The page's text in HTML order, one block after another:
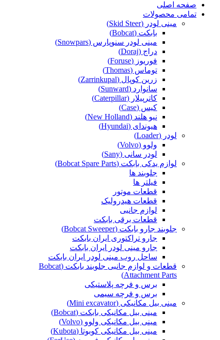
صفحه اصلی
تمامی محصولات
مینی لودر (Skid Steer)
بابکت (Bobcat)
مینی لودر سنوپارس (Snowpars)
دراج (Doraj)
فوریوز (Foruse)
توماس (Thomas)
زرین کوپال (Zarrinkupal)
سانوارد (Sunward)
کاترپیلار (Caterpillar)
کیس (Case)
نیو هلند (New Holland)
هیوندای (Hyundai)
لودر (Loader)
ولوو (Volvo)
لودر سانی (Sany)
لوازم یدکی بابکت (Bobcat Spare Parts)
جلوبند ها
فیلتر ها
قطعات موتور
قطعات هیدرولیک
لوازم جانبی
قطعات برقی بابکت
جلوبند جارو بابکت (Bobcat Sweeper)
جارو تراکتوری ایران بابکت
جارو مینی لودر ایران بابکت
ساحل روب مینی لودر ایران بابکت
قطعات و لوازم جانبی جلوبند بابکت (Bobcat
Attachment Parts)
برس و فرچه پلاستیکی
برس و فرچه سیمی
مینی بیل مکانیکی (Mini excavator)
مینی بیل مکانیکی بابکت (Bobcat)
مینی بیل مکانیکی ولوو (Volvo)
مینی بیل مکانیکی کوبوتا (Kubota)